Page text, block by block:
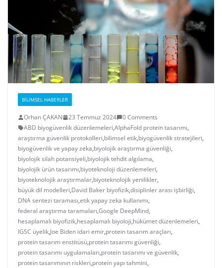
BILIMSEL HABERLER
Orhan ÇAKAN 23 Temmuz 2024
0 Comments
ABD biyogüvenlik düzenlemeleri,AlphaFold protein tasarımı,
araştırma güvenlik protokolleri,bilimsel etik,biyogüvenlik stratejileri,
biyogüvenlik ve yapay zeka,biyolojik araştırma güvenliği,
biyolojik silah potansiyeli,biyolojik tehdit algılama,
biyolojik ürün tasarımı,biyoteknoloji düzenlemeleri,
biyoteknolojik araştırmalar,biyoteknolojik yenilikler,
büyük dil modelleri,David Baker biyofizik,disiplinler arası işbirliği,
DNA sentezi taraması,etik yapay zeka kullanımı,
federal araştırma taramaları,Google DeepMind,
hesaplamalı biyofizik,hesaplamalı biyoloji,hükümet düzenlemeleri,
IGSC üyelik,Joe Biden idari emir,protein tasarım araçları,
protein tasarım enstitüsü,protein tasarımı güvenliği,
protein tasarımı uygulamaları,protein tasarımı ve güvenlik,
protein tasarımının riskleri,protein yapı tahmini,